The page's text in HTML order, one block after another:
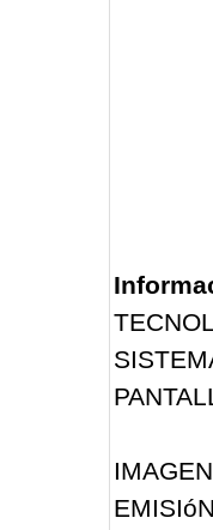
IMAGEN